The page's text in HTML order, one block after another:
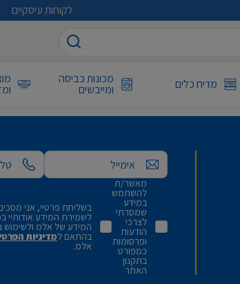
לקוחות עיסקיים
מדיח כלים מכונות כביסה
ומייבשים
אימייל
מאשר/ת
להשתמש
במידע
שמסרתי
לצרכי
הודעות
ופרסומות
כמפורט
בתקנון
האתר
בשליחת פרטיי, אני
לשמירת המידע אודותיי
המידע של אלמ ולשימוש
בהתאם למדיניות
אלמ.